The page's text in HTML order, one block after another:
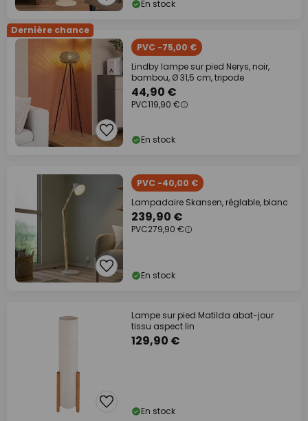
En stock
Dernière chance
PVC -75,00 €
Lindby lampe sur pied Nerys, noir,
bambou, Ø 31,5 cm, tripode
44,90 €
PVC119,90 €
En stock
PVC -40,00 €
Lampadaire Skansen, réglable, blanc
239,90 €
PVC279,90 €
En stock
Lampe sur pied Matilda abat-jour
tissu aspect lin
129,90 €
En stock